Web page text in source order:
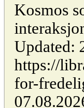
Kosmos
Updated:
https://
for-